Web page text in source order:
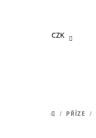
CZK
DOMŮ
/ PŘÍZE /